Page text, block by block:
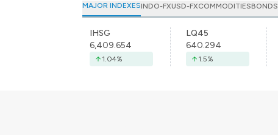
MAJOR INDEXESINDO-FXUSD-FXCOMMODITIESBONDS
IHSG
6,409.654
1.04%
LQ45
640.294
1.5%